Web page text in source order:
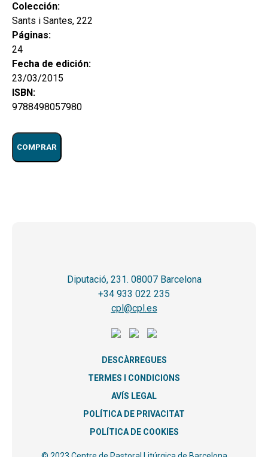
Colección:
Sants i Santes, 222
Páginas:
24
Fecha de edición:
23/03/2015
ISBN:
9788498057980
COMPRAR
Diputació, 231. 08007 Barcelona
+34 933 022 235
cpl@cpl.es
DESCÀRREGUES
TERMES I CONDICIONS
AVÍS LEGAL
POLÍTICA DE PRIVACITAT
POLÍTICA DE COOKIES